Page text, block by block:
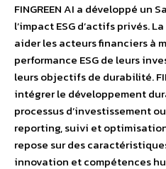
FINGREEN AI a développé un
l’impact ESG d’actifs privés.
aider les acteurs financiers à
performance ESG de leurs
leurs objectifs de durabilité.
intégrer le développement
processus d’investissement
reporting, suivi et optimisation
repose sur des
innovation et compétences